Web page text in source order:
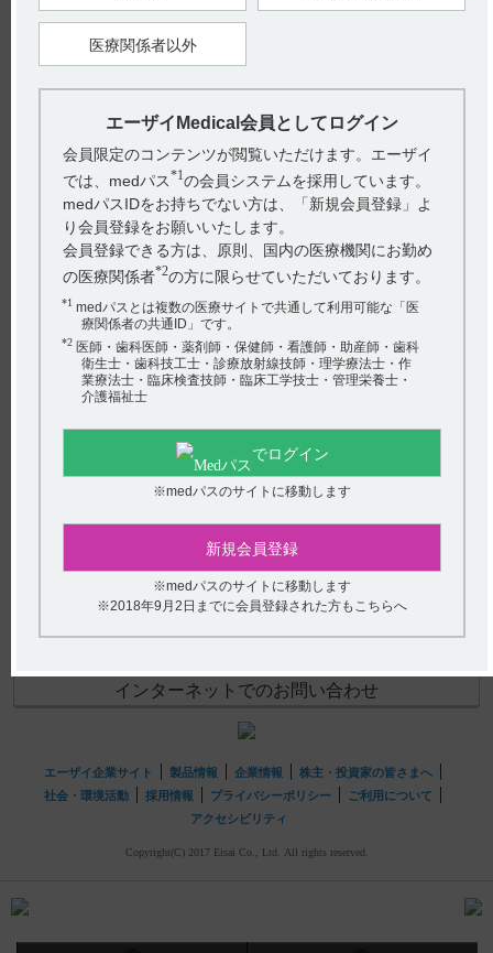
【引用】
1）ザーネ軟膏0.5％ 電子添文2023年9月改訂（第1版） 9．特定
の背景を有する患者に関する注意 9．5 妊婦
2024年9月
戻る
関連するQ&A
【ザーネ】 小児等への投与について教えてください。
【ケアラム】 禁忌とその設定理由について教えてくださ
い。
【ザーネ】 保存時の注意事項について教えてください。
【ザーネ】 高齢者への投与を教えてください。
アンケート:ご意見をお聞かせください
(選択してください)
送信する
医療関係者以外
エーザイMedical会員としてログイン
会員限定のコンテンツが閲覧いただけます。エーザイ
では、medパス*1の会員システムを採用しています。
medパスIDをお持ちでない方は、「新規会員登録」よ
り会員登録をお願いいたします。
会員登録できる方は、原則、国内の医療機関にお勤め
の医療関係者*2の方に限らせていただいております。
*1 medパスとは複数の医療サイトで共通して利用可能な「医
療関係者の共通ID」です。
*2 医師・歯科医師・薬剤師・保健師・看護師・助産師・歯科
衛生士・歯科技工士・診療放射線技師・理学療法士・作
業療法士・臨床検査技師・臨床工学技士・管理栄養士・
介護福祉士
でログイン
※medパスのサイトに移動します
新規会員登録
※medパスのサイトに移動します
※2018年9月2日までに会員登録された方もこちらへ
hhcホットライン
インターネットでのお問い合わせ
エーザイ企業サイト 製品情報 企業情報
株主・投資家の皆さまへ
社会・環境活動
採用情報 プライバシーポリシー
ご利用について
アクセシビリティ
Copyright(C) 2017 Eisai Co., Ltd. All rights reserved.